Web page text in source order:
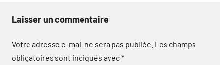
Laisser un commentaire
Votre adresse e-mail ne sera pas publiée. Les champs
obligatoires sont indiqués avec*